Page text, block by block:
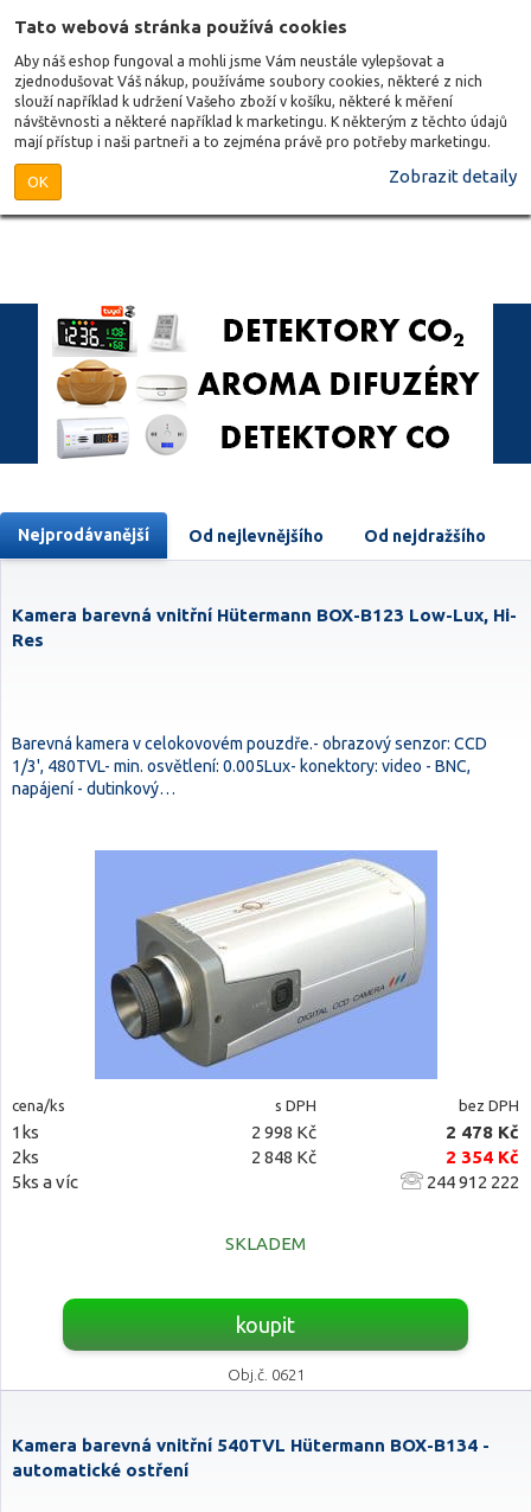
Tato webová stránka používá cookies
Aby náš eshop fungoval a mohli jsme Vám neustále vylepšovat a
zjednodušovat Váš nákup, používáme soubory cookies, některé z nich
slouží například k udržení Vašeho zboží v košíku, některé k měření
návštěvnosti a některé například k marketingu. K některým z těchto údajů
mají přístup i naši partneři a to zejména právě pro potřeby marketingu.
OK Zobrazit detaily
Nejprodávanější Od nejlevnějšího Od nejdražšího
Kamera barevná vnitřní Hütermann BOX-B123 Low-Lux, Hi-
Res
Barevná kamera v celokovovém pouzdře.- obrazový senzor: CCD
1/3', 480TVL- min. osvětlení: 0.005Lux- konektory: video - BNC,
napájení - dutinkový…
cena/ks s DPH bez DPH
1ks 2 998 Kč
2 478 Kč
2ks
2 848 Kč
2 354 Kč
5ks a víc
244 912 222
SKLADEM
koupit
Obj.č. 0621
Kamera barevná vnitřní 540TVL Hütermann BOX-B134 -
automatické ostření